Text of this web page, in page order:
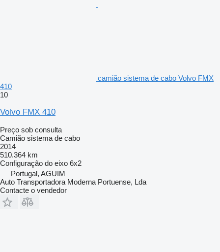
camião sistema de cabo Volvo FMX
410
10
Volvo FMX 410
Preço sob consulta
Camião sistema de cabo
2014
510.364 km
Configuração do eixo 6x2
Portugal, AGUIM
Auto Transportadora Moderna Portuense, Lda
Contacte o vendedor